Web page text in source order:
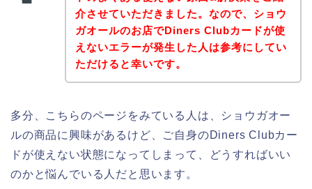
介させていただきました。なので、ショウ
ガオールのお店でDiners Clubカードが使
えないエラーが発生した人は参考にしてい
ただけると幸いです。
多分、こちらのページをみている人は、ショウガオー
ルの商品に興味があるけど、ご自身のDiners Clubカー
ドが使えない状態になってしまって、どうすればいい
のかと悩んでいる人だと思います。